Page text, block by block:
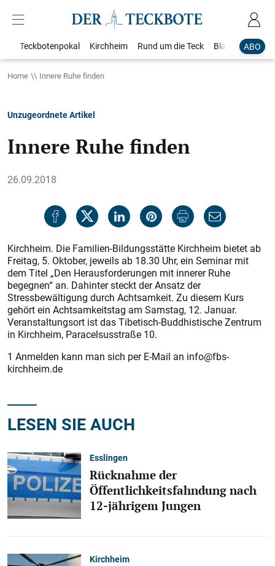
ABO
Teckbotenpokal Kirchheim Rund um die Teck Blaulicht
Home Innere Ruhe finden
Unzugeordnete Artikel
Innere Ruhe finden
26.09.2018
Kirchheim. Die Familien-Bildungsstätte Kirchheim bietet ab
Freitag, 5. Oktober, jeweils ab 18.30 Uhr, ein Seminar mit
dem Titel „Den Herausforderungen mit innerer Ruhe
begegnen“ an. Dahinter steckt der Ansatz der
Stressbewältigung durch Achtsamkeit. Zu diesem Kurs
gehört ein Achtsamkeitstag am Samstag, 12. Januar.
Veranstaltungsort ist das Tibetisch-Buddhistische Zentrum
in Kirchheim, Paracelsusstraße 10.
1 Anmelden kann man sich per E-Mail an info@fbs-
kirchheim.de
LESEN SIE AUCH
Esslingen
Rücknahme der
Öffentlichkeitsfahndung nach
12-jährigem Jungen
Kirchheim